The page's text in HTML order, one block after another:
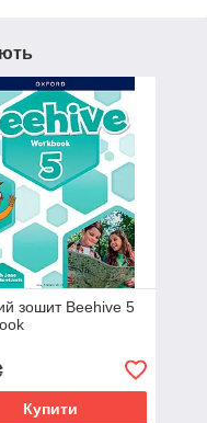
зошит Beehive 5
Купити